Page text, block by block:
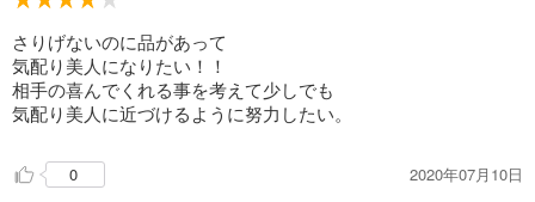
さりげないのに品があって
気配り美人になりたい！！
相手の喜んでくれる事を考えて少しでも
気配り美人に近づけるように努力したい。
0 2020年07月10日